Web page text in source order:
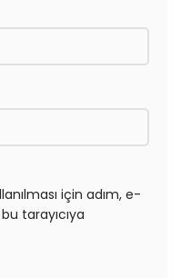
için adım, e-
tarayıcıya